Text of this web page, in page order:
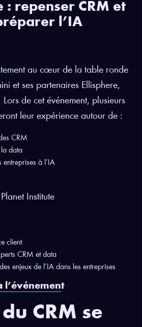
: repenser CRM et
l’IA
au cœur de la table ronde
et ses partenaires Ellisphere,
de cet événement, plusieurs
leur expérience autour de :
CRM
la data
entreprises à l’IA
Institute
client
CRM et data
enjeux de l’IA dans les entreprises
l’événement
CRM se